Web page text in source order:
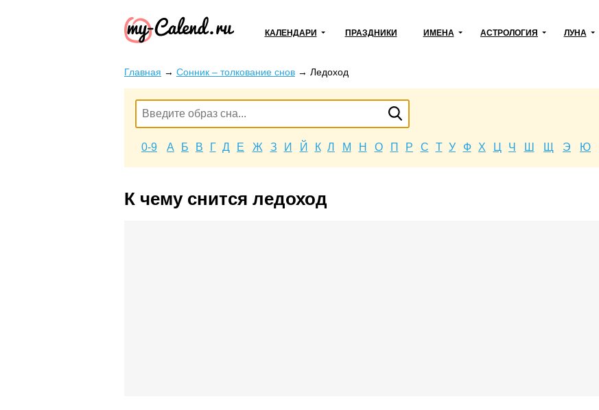
КАЛЕНДАРИ ПРАЗДНИКИ ИМЕНА АСТРОЛОГИЯ ЛУНА
Главная → Сонник – толкование снов → Ледоход
0-9 А Б В Г Д Е Ж З И Й К Л М Н О П Р С Т У Ф Х Ц Ч Ш Щ Э Ю
К чему снится ледоход